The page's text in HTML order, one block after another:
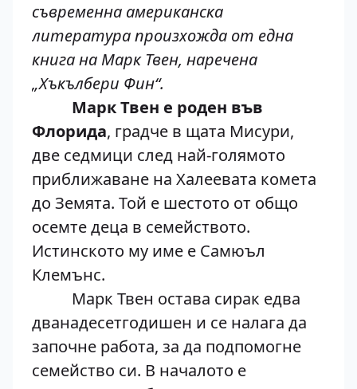
съвременна американска
литература произхожда от една
книга на Марк Твен, наречена
„Хъкълбери Фин“.
Марк Твен е роден във
Флорида, градче в щата Мисури,
две седмици след най-голямото
приближаване на Халеевата комета
до Земята. Той е шестото от общо
осемте деца в семейството.
Истинското му име е Самюъл
Клемънс.
Марк Твен остава сирак едва
дванадесетгодишен и се налага да
започне работа, за да подпомогне
семейство си. В началото е